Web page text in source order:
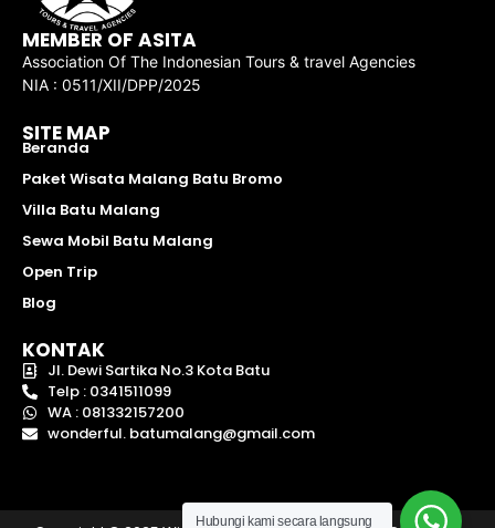
MEMBER OF ASITA
Association Of The Indonesian Tours & travel Agencies
NIA : 0511/XII/DPP/2025
SITE MAP
Beranda
Paket Wisata Malang Batu Bromo
Villa Batu Malang
Sewa Mobil Batu Malang
Open Trip
Blog
KONTAK
Jl. Dewi Sartika No.3 Kota Batu
Telp : 0341511099
WA : 081332157200
wonderful. batumalang@gmail.com
Hubungi kami secara langsung